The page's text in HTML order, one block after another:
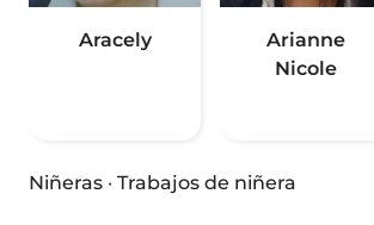
Aracely
Arianne
Nicole
Niñeras · Trabajos de niñera